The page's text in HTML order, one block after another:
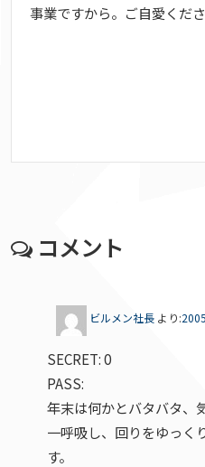
事業ですから。ご自愛くださ
コメント
ビルメン社長 より:
SECRET: 0
PASS:
年末は何かとバタバタ、
一呼吸し、回りをゆっく
す。